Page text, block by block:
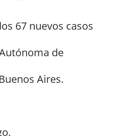
67 nuevos casos
de
Aires.